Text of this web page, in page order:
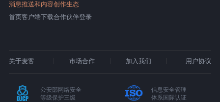
消息推送和内容创作生态
首页客户端下载合作伙伴登录
关于麦客 市场合作 加入我们 用户协议
公安部网络安全
等级保护三级
信息安全管理
体系国际认证